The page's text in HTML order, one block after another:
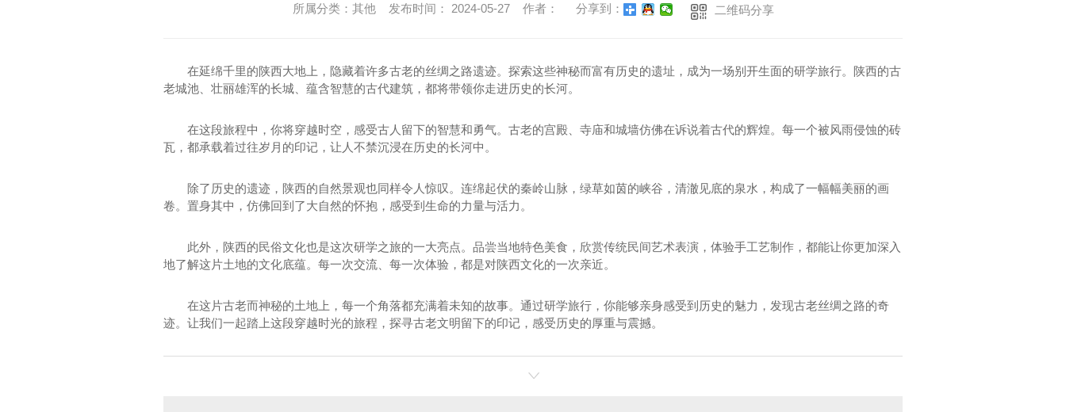
所属分类：其他 发布时间： 2024-05-27 作者： 分享到： 二维码分享
在延绵千里的陕西大地上，隐藏着许多古老的丝绸之路遗迹。探索这些神秘而富有历史的遗址，成为一场别开生面的研学旅行。陕西的古
老城池、壮丽雄浑的长城、蕴含智慧的古代建筑，都将带领你走进历史的长河。
在这段旅程中，你将穿越时空，感受古人留下的智慧和勇气。古老的宫殿、寺庙和城墙仿佛在诉说着古代的辉煌。每一个被风雨侵蚀的砖
瓦，都承载着过往岁月的印记，让人不禁沉浸在历史的长河中。
除了历史的遗迹，陕西的自然景观也同样令人惊叹。连绵起伏的秦岭山脉，绿草如茵的峡谷，清澈见底的泉水，构成了一幅幅美丽的画
卷。置身其中，仿佛回到了大自然的怀抱，感受到生命的力量与活力。
此外，陕西的民俗文化也是这次研学之旅的一大亮点。品尝当地特色美食，欣赏传统民间艺术表演，体验手工艺制作，都能让你更加深入
地了解这片土地的文化底蕴。每一次交流、每一次体验，都是对陕西文化的一次亲近。
在这片古老而神秘的土地上，每一个角落都充满着未知的故事。通过研学旅行，你能够亲身感受到历史的魅力，发现古老丝绸之路的奇
迹。让我们一起踏上这段穿越时光的旅程，探寻古老文明留下的印记，感受历史的厚重与震撼。